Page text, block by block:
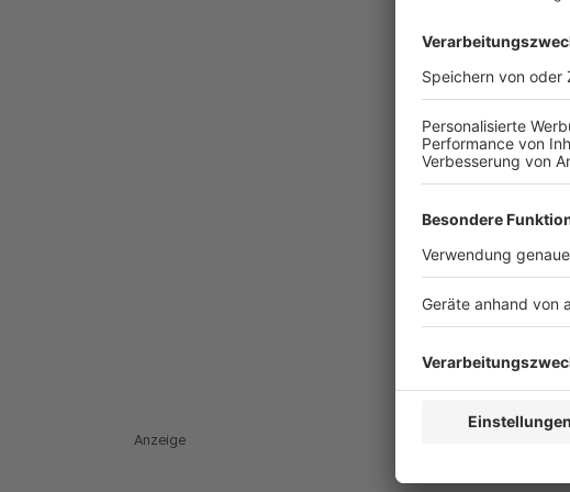
Anzeige